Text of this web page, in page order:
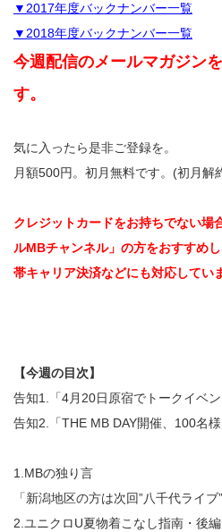
▼2017年度バックナンバー一覧
▼2018年度バックナンバー一覧
今週配信のメールマガジン
す。
気に入ったら是非ご登録を。
月額500円。初月無料です。(初月解
クレジットカードをお持ちでない場
ルMBチャンネル」の方をおすすめ
帯キャリア決済などにも対応してい
【今週の目次】
告知1.「4月20日原宿でトークイベン
告知2.「THE MB DAY開催、100名様
1.MBの独り言
「新潟地区の方は次回”八千代ライブ
2.ユニクロU夏物着こなし指南・後編